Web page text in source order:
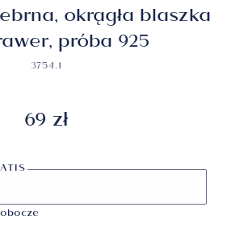
okrągła blaszka
próba 925
3754.1
69 zł